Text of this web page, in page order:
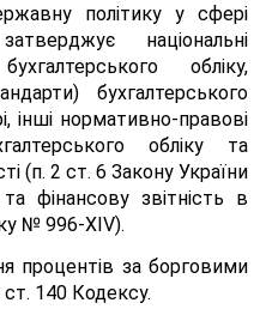
політику у сфері
національні
обліку,
бухгалтерського
інші нормативно-правові
обліку та
(п. 2 ст. 6 Закону України
фінансову звітність в
№ 996-ХІV).
процентів за борговими
140 Кодексу.